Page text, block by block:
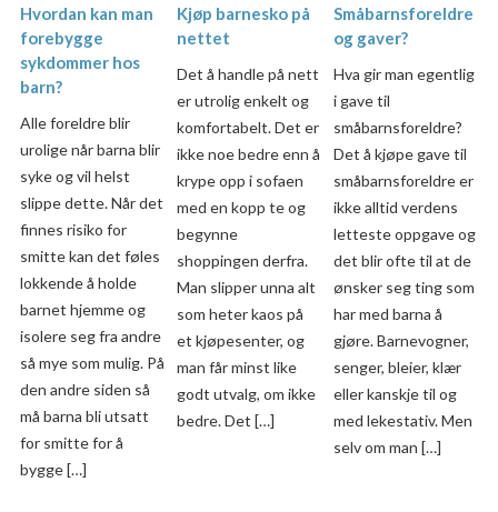
Hvordan kan man
forebygge
sykdommer hos
barn?
Alle foreldre blir
urolige når barna blir
syke og vil helst
slippe dette. Når det
finnes risiko for
smitte kan det føles
lokkende å holde
barnet hjemme og
isolere seg fra andre
så mye som mulig. På
den andre siden så
må barna bli utsatt
for smitte for å
bygge […]
Kjøp barnesko på
nettet
Det å handle på nett
er utrolig enkelt og
komfortabelt. Det er
ikke noe bedre enn å
krype opp i sofaen
med en kopp te og
begynne
shoppingen derfra.
Man slipper unna alt
som heter kaos på
et kjøpesenter, og
man får minst like
godt utvalg, om ikke
bedre. Det […]
Småbarnsforeldre
og gaver?
Hva gir man egentlig
i gave til
småbarnsforeldre?
Det å kjøpe gave til
småbarnsforeldre er
ikke alltid verdens
letteste oppgave og
det blir ofte til at de
ønsker seg ting som
har med barna å
gjøre. Barnevogner,
senger, bleier, klær
eller kanskje til og
med lekestativ. Men
selv om man […]